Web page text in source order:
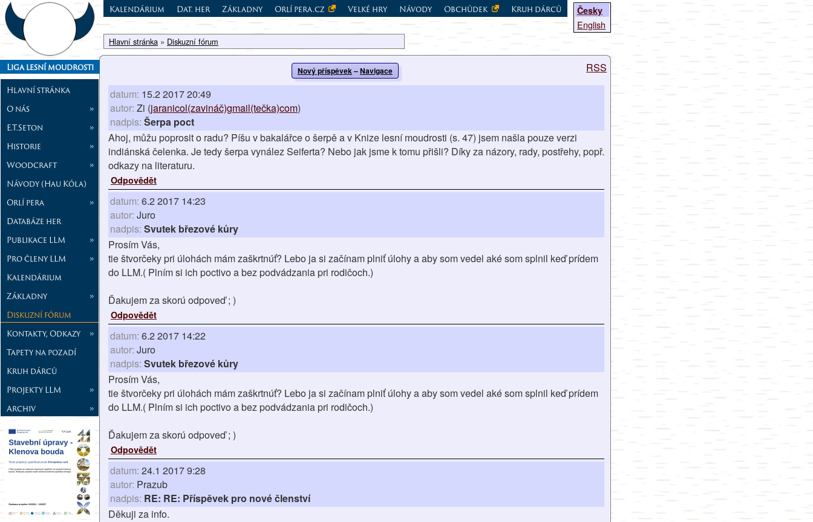
Liga lesní moudrosti
Hlavní stránka
O nás
»
E.T.Seton
»
Historie
»
Woodcraft
»
Návody (Hau Kóla)
Orlí pera
»
Databáze her
Publikace LLM
»
Pro členy LLM
»
Kalendárium
Základny
»
Diskuzní fórum
Kontakty, Odkazy
»
Tapety na pozadí
Kruh dárců
Projekty LLM
»
Archiv
»
Česky
English
Kalendárium Dat. her Základny Orlí pera.cz Velké hry Návody Obchůdek Kruh dárců
Hlavní stránka » Diskuzní fórum
RSS
Nový příspěvek–Navigace
datum: 15.2 2017 20:49
autor: Zi (jaranicol(zavináč)gmail(tečka)com)
nadpis: Šerpa poct
Ahoj, můžu poprosit o radu? Píšu v bakalářce o šerpě a v Knize lesní moudrosti (s. 47) jsem našla pouze verzi
indiánská čelenka. Je tedy šerpa vynález Seiferta? Nebo jak jsme k tomu přišli? Díky za názory, rady, postřehy, popř.
odkazy na literaturu.
Odpovědět
datum: 6.2 2017 14:23
autor: Juro
nadpis: Svutek březové kůry
Prosím Vás,
tie štvorčeky pri úlohách mám zaškrtnúť? Lebo ja si začínam plniť úlohy a aby som vedel aké som splnil keď prídem
do LLM.( Plním si ich poctivo a bez podvádzania pri rodičoch.)
Ďakujem za skorú odpoveď ; )
Odpovědět
datum: 6.2 2017 14:22
autor: Juro
nadpis: Svutek březové kůry
Prosím Vás,
tie štvorčeky pri úlohách mám zaškrtnúť? Lebo ja si začínam plniť úlohy a aby som vedel aké som splnil keď prídem
do LLM.( Plním si ich poctivo a bez podvádzania pri rodičoch.)
Ďakujem za skorú odpoveď ; )
Odpovědět
datum: 24.1 2017 9:28
autor: Prazub
nadpis: RE: RE: Příspěvek pro nové členství
Děkuji za info.